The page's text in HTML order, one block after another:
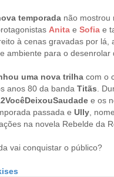
temporada não mostrou
Anita e Sofia e
à cenas gravadas por lá,
ambiente para o desenrolar
uma nova trilha com o
anos 80 da banda Titãs.
e os
passada e Ully,
na novela Rebelde da
vai conquistar o público?